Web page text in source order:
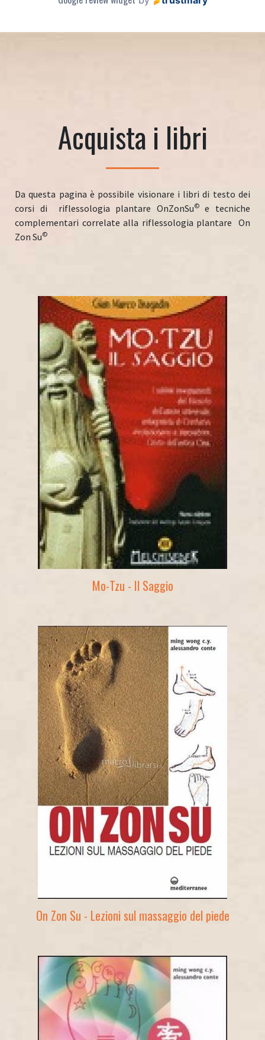
Acquista i libri
Da questa pagina è possibile visionare i libri di testo dei
corsi di riflessologia plantare OnZonSu©e tecniche
complementari correlate alla riflessologia plantare On
Zon Su©
Mo-Tzu - Il Saggio
On Zon Su - Lezioni sul massaggio del piede